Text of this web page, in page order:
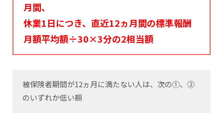
月間、
休業1日につき、直近12ヵ月間の標準報酬
月額平均額÷30×3分の2相当額
被保険者期間が12ヵ月に満たない人は、次の①、②
のいずれか低い額